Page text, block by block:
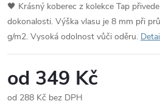
🖤 Krásný koberec z kolekce Tap
dokonalosti. Výška vlasu je 8 mm při
g/m2. Vysoká odolnost vůči oděru.
od 349 Kč
od 288 Kč bez DPH